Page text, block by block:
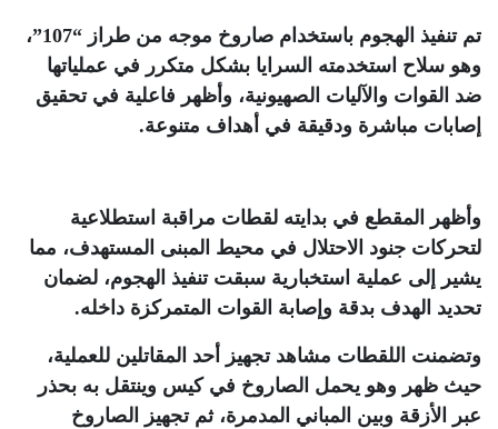
تم تنفيذ الهجوم باستخدام صاروخ موجه من طراز “107”،
وهو سلاح استخدمته السرايا بشكل متكرر في عملياتها
ضد القوات والآليات الصهيونية، وأظهر فاعلية في تحقيق
إصابات مباشرة ودقيقة في أهداف متنوعة.
وأظهر المقطع في بدايته لقطات مراقبة استطلاعية
لتحركات جنود الاحتلال في محيط المبنى المستهدف، مما
يشير إلى عملية استخبارية سبقت تنفيذ الهجوم، لضمان
تحديد الهدف بدقة وإصابة القوات المتمركزة داخله.
وتضمنت اللقطات مشاهد تجهيز أحد المقاتلين للعملية،
حيث ظهر وهو يحمل الصاروخ في كيس وينتقل به بحذر
عبر الأزقة وبين المباني المدمرة، ثم تجهيز الصاروخ